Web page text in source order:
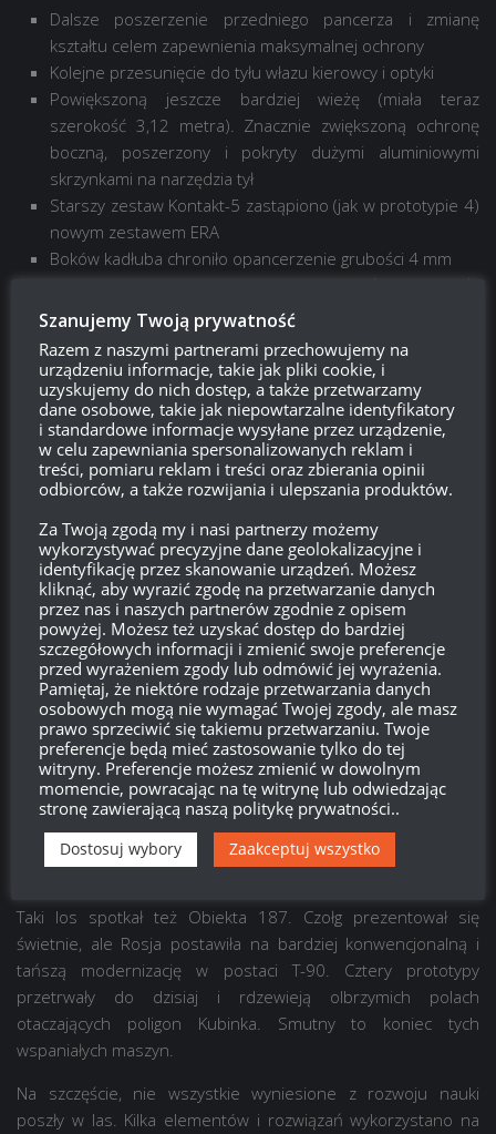
Dalsze poszerzenie przedniego pancerza i zmianę
kształtu celem zapewnienia maksymalnej ochrony
Kolejne przesunięcie do tyłu włazu kierowcy i optyki
Powiększoną jeszcze bardziej wieżę (miała teraz
szerokość 3,12 metra). Znacznie zwiększoną ochronę
boczną, poszerzony i pokryty dużymi aluminiowymi
skrzynkami na narzędzia tył
Starszy zestaw Kontakt-5 zastąpiono (jak w prototypie 4)
nowym zestawem ERA
Boków kadłuba chroniło opancerzenie grubości 4 mm
Duża liczba mniejszych zmian, jak na przykład nowe koła
jezdne
Podobnie jak 4 prototyp, obydwa pojazdy były zasilane
silnikiem A-85-2 o mocy 1200 KM, ale każdy miał inną skrzynię
biegów: sb5 mechaniczną, zaś sb6 eksperymentalną
hydrostatyczną. Kiedy jest mowa o Obiekcie 187, ma się
zwykle na myśli właśnie te prototypy. Uzbrojone są one w
najnowsze działo i są dzięki hamulcom wylotowym
Obydwa sprawowały się bardzo dobrze i Uralwagonzawod
dołożył wielu starań, aby Obiekt 187 zrobił karierę kolejnego
standardowego radzieckiego czołgu. Pojazd poddał się w
końcu nie wrogiej armacie ani własnym problemom, ale
wskutek braku pieniędzy, który to zaważył o losie wszystkich
radzieckich super czołgów w latach 80. i na początku lat 90.
zeszłego wieku. W grudniu 1991 roku rozpadł się Związek
Radziecki, zaś nowo utworzona Federacja Rosyjska nie miała
środków, aby kontynuować kosztowny wyścig zbrojeń z USA.
Był to zły czas dla rosyjskich sił zbrojnych. Odwołano wtedy
wiele bardzo obiecujących projektów.
Taki los spotkał też Obiekta 187. Czołg prezentował się
świetnie, ale Rosja postawiła na bardziej konwencjonalną i
tańszą modernizację w postaci T-90. Cztery prototypy
przetrwały do dzisiaj i rdzewieją olbrzymich polach
otaczających poligon Kubinka. Smutny to koniec tych
wspaniałych maszyn.
Na szczęście, nie wszystkie wyniesione z rozwoju nauki
poszły w las. Kilka elementów i rozwiązań wykorzystano na
Szanujemy Twoją prywatność
Razem z naszymi partnerami przechowujemy na
urządzeniu informacje, takie jak pliki cookie, i
uzyskujemy do nich dostęp, a także przetwarzamy
dane osobowe, takie jak niepowtarzalne identyfikatory
i standardowe informacje wysyłane przez urządzenie,
w celu zapewniania spersonalizowanych reklam i
treści, pomiaru reklam i treści oraz zbierania opinii
odbiorców, a także rozwijania i ulepszania produktów.
Za Twoją zgodą my i nasi partnerzy możemy
wykorzystywać precyzyjne dane geolokalizacyjne i
identyfikację przez skanowanie urządzeń. Możesz
kliknąć, aby wyrazić zgodę na przetwarzanie danych
przez nas i naszych partnerów zgodnie z opisem
powyżej. Możesz też uzyskać dostęp do bardziej
szczegółowych informacji i zmienić swoje preferencje
przed wyrażeniem zgody lub odmówić jej wyrażenia.
Pamiętaj, że niektóre rodzaje przetwarzania danych
osobowych mogą nie wymagać Twojej zgody, ale masz
prawo sprzeciwić się takiemu przetwarzaniu. Twoje
preferencje będą mieć zastosowanie tylko do tej
witryny. Preferencje możesz zmienić w dowolnym
momencie, powracając na tę witrynę lub odwiedzając
stronę zawierającą naszą politykę prywatności..
Dostosuj wybory Zaakceptuj wszystko